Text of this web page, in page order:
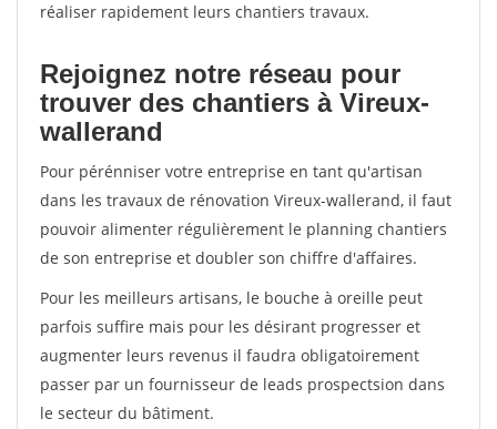
réaliser rapidement leurs chantiers travaux.
Rejoignez notre réseau pour
trouver des chantiers à Vireux-
wallerand
Pour pérénniser votre entreprise en tant qu'artisan
dans les travaux de rénovation Vireux-wallerand, il faut
pouvoir alimenter régulièrement le planning chantiers
de son entreprise et doubler son chiffre d'affaires.
Pour les meilleurs artisans, le bouche à oreille peut
parfois suffire mais pour les désirant progresser et
augmenter leurs revenus il faudra obligatoirement
passer par un fournisseur de leads prospectsion dans
le secteur du bâtiment.